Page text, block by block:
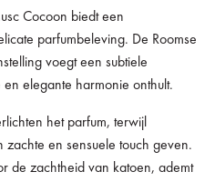
Cocoon biedt een
parfumbeleving. De Roomse
voegt een subtiele
elegante harmonie onthult.
het parfum, terwijl
zachte en sensuele touch geven.
de zachtheid van katoen, ademt